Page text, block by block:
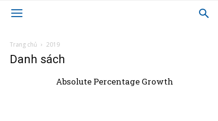
Trang chủ 2019
Danh sách
Absolute Percentage Growth